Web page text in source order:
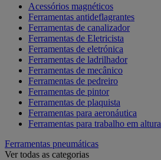
Acessórios magnéticos
Ferramentas antideflagrantes
Ferramentas de canalizador
Ferramentas de Eletricista
Ferramentas de eletrónica
Ferramentas de ladrilhador
Ferramentas de mecânico
Ferramentas de pedreiro
Ferramentas de pintor
Ferramentas de plaquista
Ferramentas para aeronáutica
Ferramentas para trabalho em altura
Ferramentas pneumáticas
Ver todas as categorias